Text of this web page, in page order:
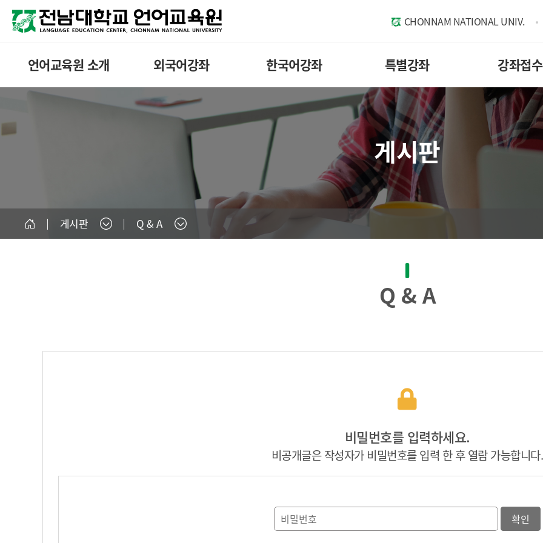
CHONNAM NATIONAL UNIV.
언어교육원 소개 외국어강좌 한국어강좌 특별강좌 강좌접수
게시판 Q & A
게시판
Q & A
비밀번호를 입력하세요.
비공개글은 작성자가 비밀번호를 입력 한 후 열람 가능합니다.